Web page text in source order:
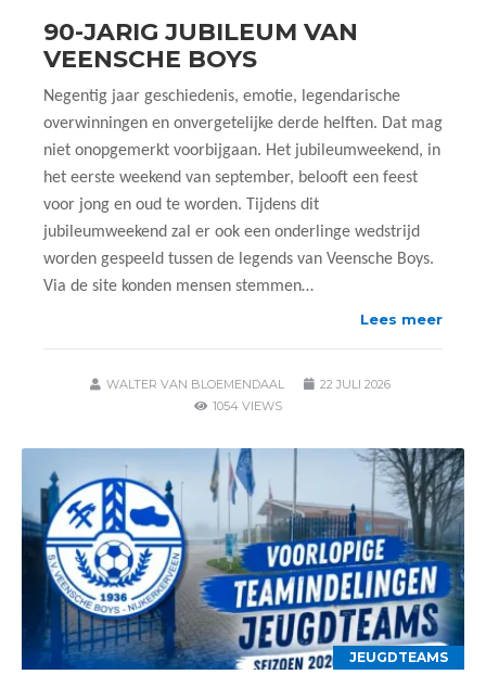
90-JARIG JUBILEUM VAN
VEENSCHE BOYS
Negentig jaar geschiedenis, emotie, legendarische
overwinningen en onvergetelijke derde helften. Dat mag
niet onopgemerkt voorbijgaan. Het jubileumweekend, in
het eerste weekend van september, belooft een feest
voor jong en oud te worden. Tijdens dit
jubileumweekend zal er ook een onderlinge wedstrijd
worden gespeeld tussen de legends van Veensche Boys.
Via de site konden mensen stemmen…
Lees meer
WALTER VAN BLOEMENDAAL
22 JULI 2026
1054 VIEWS
JEUGDTEAMS